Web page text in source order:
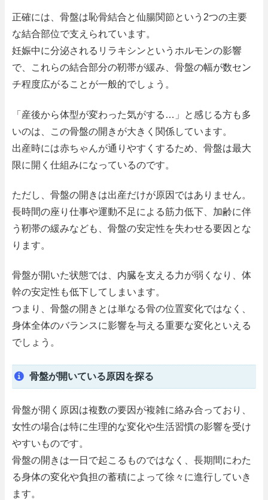
正確には、骨盤は恥骨結合と仙腸関節という2つの主要
な結合部位で支えられています。
妊娠中に分泌されるリラキシンというホルモンの影響
で、これらの結合部分の靭帯が緩み、骨盤の幅が数セン
チ程度広がることが一般的でしょう。
「産後から体型が変わった気がする…」と感じる方も多
いのは、この骨盤の開きが大きく関係しています。
出産時には赤ちゃんが通りやすくするため、骨盤は最大
限に開く仕組みになっているのです。
ただし、骨盤の開きは出産だけが原因ではありません。
長時間の座り仕事や運動不足による筋力低下、加齢に伴
う靭帯の緩みなども、骨盤の安定性を失わせる要因とな
ります。
骨盤が開いた状態では、内臓を支える力が弱くなり、体
幹の安定性も低下してしまいます。
つまり、骨盤の開きとは単なる骨の位置変化ではなく、
身体全体のバランスに影響を与える重要な変化といえる
でしょう。
骨盤が開いている原因を探る
骨盤が開く原因は複数の要因が複雑に絡み合っており、
女性の場合は特に生理的な変化や生活習慣の影響を受け
やすいものです。
骨盤の開きは一日で起こるものではなく、長期間にわた
る身体の変化や負担の蓄積によって徐々に進行していき
ます。